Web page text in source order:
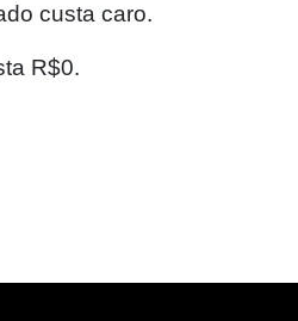
custa caro.
R$0.